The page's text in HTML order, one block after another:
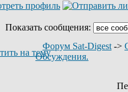
Показать сообщения:
Форум Sat-Digest ->
Обсуждения.